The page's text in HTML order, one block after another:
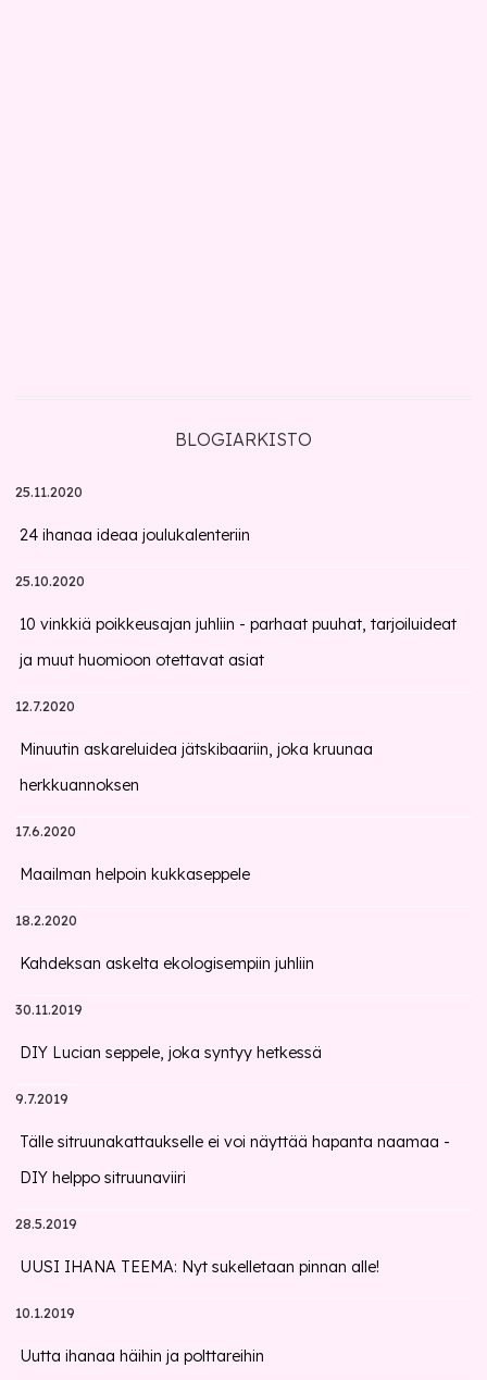
BLOGIARKISTO
25.11.2020
24 ihanaa ideaa joulukalenteriin
25.10.2020
10 vinkkiä poikkeusajan juhliin - parhaat puuhat, tarjoiluideat
ja muut huomioon otettavat asiat
12.7.2020
Minuutin askareluidea jätskibaariin, joka kruunaa
herkkuannoksen
17.6.2020
Maailman helpoin kukkaseppele
18.2.2020
Kahdeksan askelta ekologisempiin juhliin
30.11.2019
DIY Lucian seppele, joka syntyy hetkessä
9.7.2019
Tälle sitruunakattaukselle ei voi näyttää hapanta naamaa -
DIY helppo sitruunaviiri
28.5.2019
UUSI IHANA TEEMA: Nyt sukelletaan pinnan alle!
10.1.2019
Uutta ihanaa häihin ja polttareihin